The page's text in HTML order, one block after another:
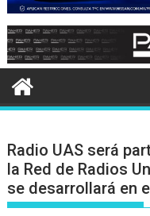
Radio UAS será
la Red de Radios
se desarrollará en